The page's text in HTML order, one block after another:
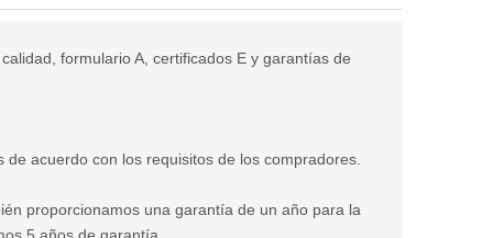
formulario A, certificados E y garantías de
acuerdo con los requisitos de los compradores.
proporcionamos una garantía de un año para la